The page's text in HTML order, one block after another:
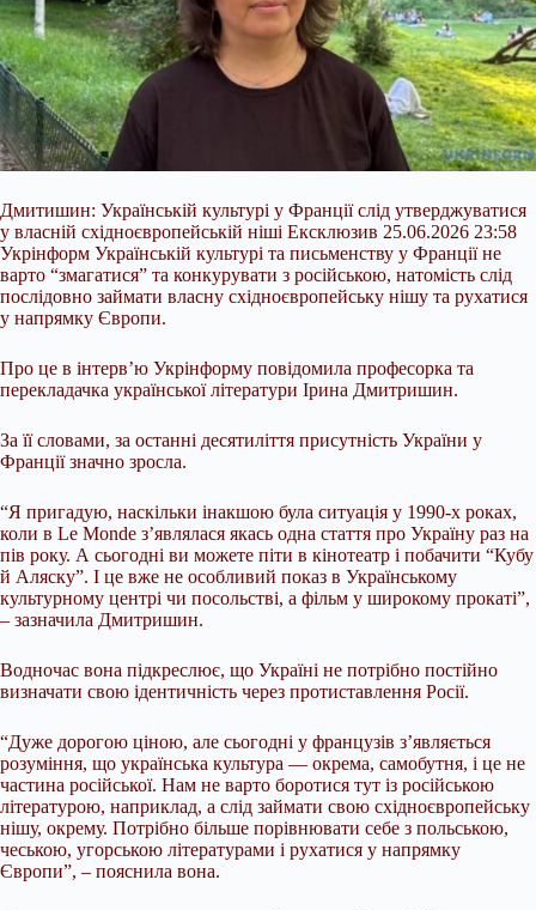
Дмитишин: Українській культурі у Франції слід утверджуватися
у власній східноєвропейській ніші Ексклюзив 25.06.2026 23:58
Укрінформ Українській культурі та письменству у Франції не
варто “змагатися” та конкурувати з російською, натомість слід
послідовно займати власну східноєвропейську нішу та рухатися
у напрямку Європи.
Про це в інтерв’ю Укрінформу повідомила професорка та
перекладачка української літератури Ірина Дмитришин.
За її словами, за останні десятиліття присутність України у
Франціїзначно зросла.
“Я пригадую, наскільки інакшою була ситуація у 1990-х роках,
коли в Le Monde з’являлася якась одна стаття про Україну раз на
пів року. А сьогодні ви можете піти в кінотеатр і побачити “Кубу
й Аляску”. І це вже не особливий показ в Українському
культурному центрі чи посольстві, а фільм у широкому прокаті”,
– зазначила Дмитришин.
Водночас вона підкреслює, що Україні не потрібно постійно
визначати свою ідентичність через протиставлення Росії.
“Дуже дорогою ціною, але сьогодні у французів з’являється
розуміння, що українська культура — окрема, самобутня, і це не
частина російської. Нам не варто боротися тут із російською
літературою, наприклад, а слід займати свою східноєвропейську
нішу, окрему. Потрібно більше порівнювати себе з польською,
чеською, угорською літературами і рухатися у напрямку
Європи”, – пояснила вона.